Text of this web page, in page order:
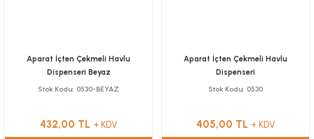
Aparat İçten Çekmeli Havlu
Dispenseri Beyaz
Stok Kodu 0530-BEYAZ
432,00 TL + KDV
Aparat İçten Çekmeli Havlu
Dispenseri
Stok Kodu 0530
405,00 TL + KDV